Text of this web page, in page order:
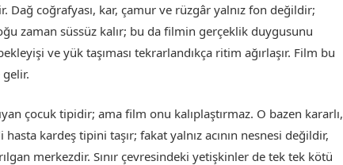
Dağ coğrafyası, kar, çamur ve rüzgâr yalnız fon değildir;
zaman süssüz kalır; bu da filmin gerçeklik duygusunu
ve yük taşıması tekrarlandıkça ritim ağırlaşır. Film bu
gelir.
çocuk tipidir; ama film onu kalıplaştırmaz. O bazen kararlı,
kardeş tipini taşır; fakat yalnız acının nesnesi değildir,
merkezdir. Sınır çevresindeki yetişkinler de tek tek kötü